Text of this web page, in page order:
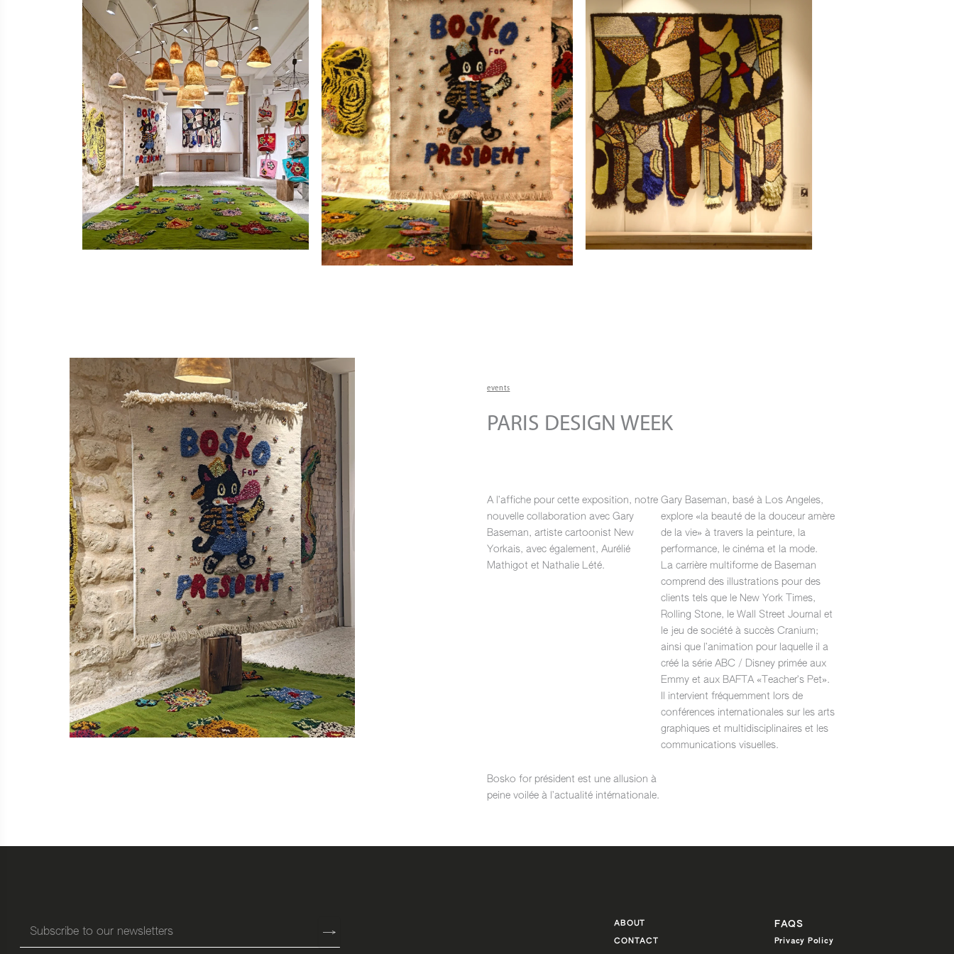
events
PARIS DESIGN WEEK
A l’affiche pour cette exposition, notre
nouvelle collaboration avec Gary
Baseman, artiste cartoonist New
Yorkais, avec également, Aurélié
Mathigot et Nathalie Lété.
Gary Baseman, basé à Los Angeles,
explore «la beauté de la douceur amère
de la vie» à travers la peinture, la
performance, le cinéma et la mode.
La carrière multiforme de Baseman
comprend des illustrations pour des
clients tels que le New York Times,
Rolling Stone, le Wall Street Journal et
le jeu de société à succès Cranium;
ainsi que l’animation pour laquelle il a
créé la série ABC / Disney primée aux
Emmy et aux BAFTA «Teacher’s Pet».
Il intervient fréquemment lors de
conférences internationales sur les arts
graphiques et multidisciplinaires et les
communications visuelles.
Bosko for président est une allusion à
peine voilée à l’actualité intérnationale.
ABOUT
CONTACT
FAQS
Privacy Policy